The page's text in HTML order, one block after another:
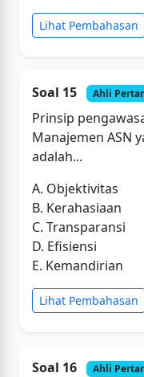
Lihat Pembahasan
Soal 15 Ahli
Prinsip
Manajemen ASN
adalah...
A. Objektivitas
B. Kerahasiaan
C. Transparansi
D. Efisiensi
E. Kemandirian
Lihat Pembahasan
Soal 16 Ahli